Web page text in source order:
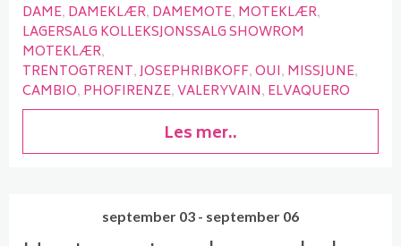
DAME DAMEKLÆR DAMEMOTE MOTEKLÆR
LAGERSALG KOLLEKSJONSSALG SHOWROM
MOTEKLÆR
TRENTOGTRENT JOSEPHRIBKOFF OUI MISSJUNE
CAMBIO PHOFIRENZE VALERYVAIN ELVAQUERO
Les mer..
september 03 - september 06